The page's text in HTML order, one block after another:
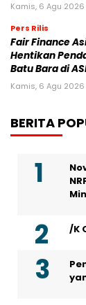
Kamis, 6 Agu 2026
Pers Rilis
Fair Finance
Hentikan
Batu Bara di
Kamis, 6 Agu 2026
BERITA
/K